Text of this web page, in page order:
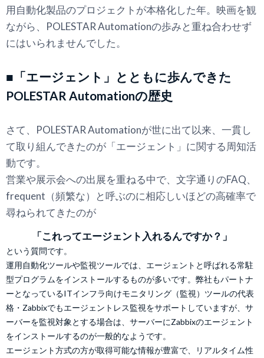
用自動化製品のプロジェクトが本格化した年。映画を観
ながら、POLESTAR Automationの歩みと重ね合わせず
にはいられませんでした。
■「エージェント」とともに歩んできた
POLESTAR Automationの歴史
さて、POLESTAR Automationが世に出て以来、一貫し
て取り組んできたのが「エージェント」に関する周知活
動です。
営業や展示会への出展を重ねる中で、文字通りのFAQ、
frequent（頻繁な）と呼ぶのに相応しいほどの高確率で
尋ねられてきたのが
「これってエージェント入れるんですか？」
という質問です。
運用自動化ツールや監視ツールでは、エージェントと呼ばれる常駐
型プログラムをインストールするものが多いです。弊社もパートナ
ーとなっているITインフラ向けモニタリング（監視）ツールの代表
格・Zabbixでもエージェントレス監視をサポートしていますが、サ
ーバーを監視対象とする場合は、サーバーにZabbixのエージェント
をインストールするのが一般的なようです。
エージェント方式の方が取得可能な情報が豊富で、リアルタイム性